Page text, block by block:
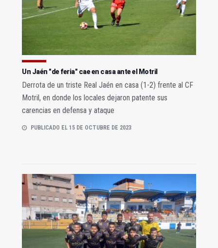
Un Jaén "de feria" cae en casa ante el Motril
Derrota de un triste Real Jaén en casa (1-2) frente al CF
Motril, en donde los locales dejaron patente sus
carencias en defensa y ataque
PUBLICADO EL 15 DE OCTUBRE DE 2023